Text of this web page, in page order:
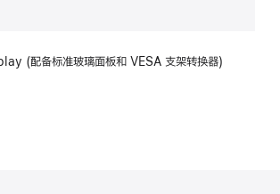
(配备标准玻璃面板和 VESA 支架转换器)